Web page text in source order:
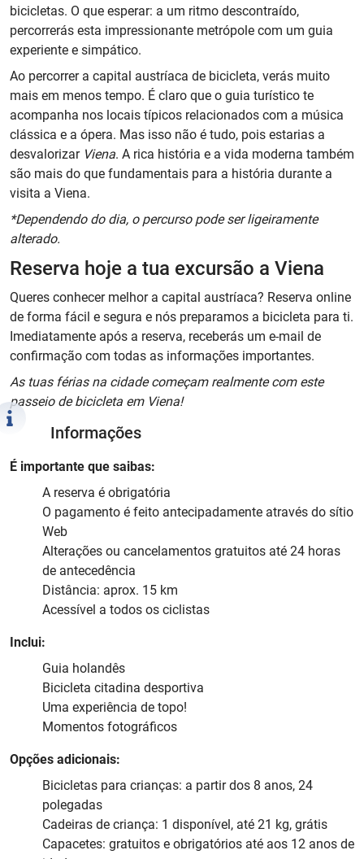
bicicletas. O que esperar: a um ritmo descontraído,
percorrerás esta impressionante metrópole com um guia
experiente e simpático.
Ao percorrer a capital austríaca de bicicleta, verás muito
mais em menos tempo. É claro que o guia turístico te
acompanha nos locais típicos relacionados com a música
clássica e a ópera. Mas isso não é tudo, pois estarias a
desvalorizar Viena. A rica história e a vida moderna também
são mais do que fundamentais para a história durante a
visita a Viena.
*Dependendo do dia, o percurso pode ser ligeiramente
alterado.
Reserva hoje a tua excursão a Viena
Queres conhecer melhor a capital austríaca? Reserva online
de forma fácil e segura e nós preparamos a bicicleta para ti.
Imediatamente após a reserva, receberás um e-mail de
confirmação com todas as informações importantes.
As tuas férias na cidade começam realmente com este
passeio de bicicleta em Viena!
Informações
É importante que saibas:
A reserva é obrigatória
O pagamento é feito antecipadamente através do sítio
Web
Alterações ou cancelamentos gratuitos até 24 horas
de antecedência
Distância: aprox. 15 km
Acessível a todos os ciclistas
Inclui:
Guia holandês
Bicicleta citadina desportiva
Uma experiência de topo!
Momentos fotográficos
Opções adicionais:
Bicicletas para crianças: a partir dos 8 anos, 24
polegadas
Cadeiras de criança: 1 disponível, até 21 kg, grátis
Capacetes: gratuitos e obrigatórios até aos 12 anos de